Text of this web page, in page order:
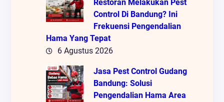
Restoran Melakukan Pest
Control Di Bandung? Ini
Frekuensi Pengendalian
Hama Yang Tepat
6 Agustus 2026
Jasa Pest Control Gudang
Bandung: Solusi
Pengendalian Hama Area